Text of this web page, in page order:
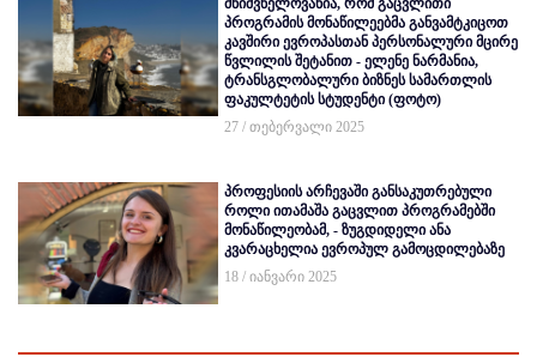
მნიშვნელოვანია, რომ გაცვლითი
პროგრამის მონაწილეებმა განვამტკიცოთ
კავშირი ევროპასთან პერსონალური მცირე
წვლილის შეტანით - ელენე ნარმანია,
ტრანსგლობალური ბიზნეს სამართლის
ფაკულტეტის სტუდენტი (ფოტო)
27 / თებერვალი 2025
პროფესიის არჩევაში განსაკუთრებული
როლი ითამაშა გაცვლით პროგრამებში
მონაწილეობამ, - ზუგდიდელი ანა
კვარაცხელია ევროპულ გამოცდილებაზე
18 / იანვარი 2025